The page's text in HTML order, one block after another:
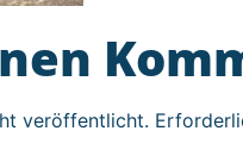
veröffentlicht.